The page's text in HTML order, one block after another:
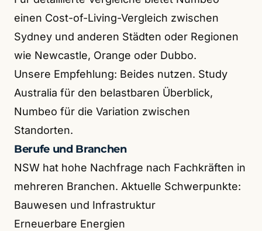
einen Cost-of-Living-Vergleich zwischen
Sydney und anderen Städten oder Regionen
wie Newcastle, Orange oder Dubbo.
Unsere Empfehlung: Beides nutzen. Study
Australia für den belastbaren Überblick,
Numbeo für die Variation zwischen
Standorten.
Berufe und Branchen
NSW hat hohe Nachfrage nach Fachkräften in
mehreren Branchen. Aktuelle Schwerpunkte:
Bauwesen und Infrastruktur
Erneuerbare Energien